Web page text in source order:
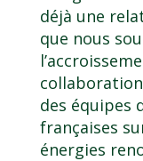
déjà une
que nous
des équipes
françaises
énergies